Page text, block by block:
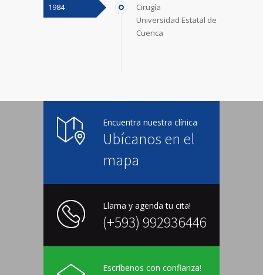
1984
Cirugía
Universidad Estatal de
Cuenca
Encuentra nuestra clínica
Ubícanos en el
mapa
Llama y agenda tu cita!
(+593) 992936446
Escríbenos con confianza!